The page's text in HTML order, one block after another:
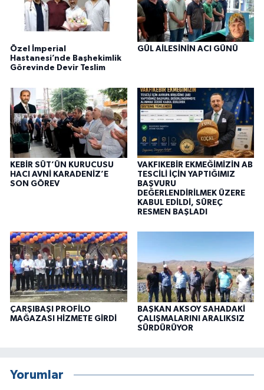
Özel İmperial
Hastanesi’nde Başhekimlik
Görevinde Devir Teslim
GÜL AİLESİNİN ACI GÜNÜ
KEBİR SÜT’ÜN KURUCUSU
HACI AVNİ KARADENİZ’E
SON GÖREV
VAKFIKEBİR EKMEĞİMİZİN AB
TESCİLİ İÇİN YAPTIĞIMIZ
BAŞVURU
DEĞERLENDİRİLMEK ÜZERE
KABUL EDİLDİ, SÜREÇ
RESMEN BAŞLADI
ÇARŞIBAŞI PROFİLO
MAĞAZASI HİZMETE GİRDİ
BAŞKAN AKSOY SAHADAKİ
ÇALIŞMALARINI ARALIKSIZ
SÜRDÜRÜYOR
Yorumlar